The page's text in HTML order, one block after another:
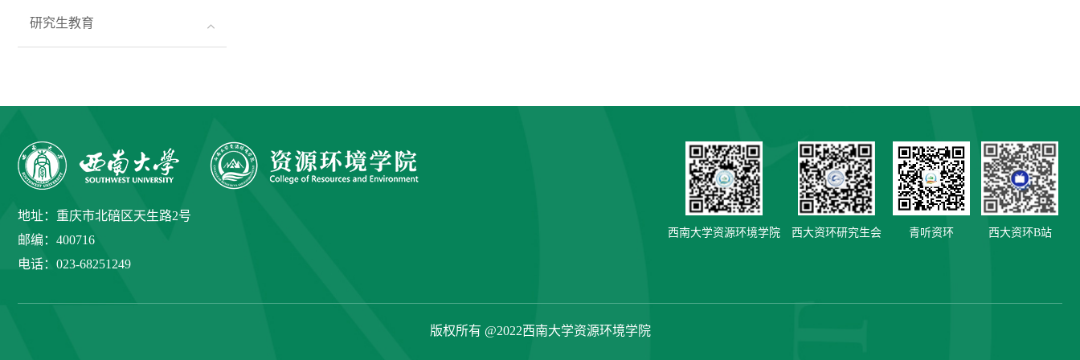
研究生教育
地址：重庆市北碚区天生路2号
邮编：400716
电话：023-68251249
西南大学资源环境学院 西大资环研究生会 青听资环 西大资环B站
版权所有 @2022西南大学资源环境学院